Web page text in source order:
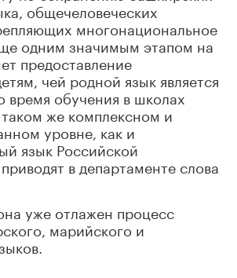
общечеловеческих
многонациональное
одним значимым этапом на
предоставление
чей родной язык является
время обучения в школах
таком же комплексном и
уровне, как и
язык Российской
в департаменте слова
уже отлажен процесс
марийского и